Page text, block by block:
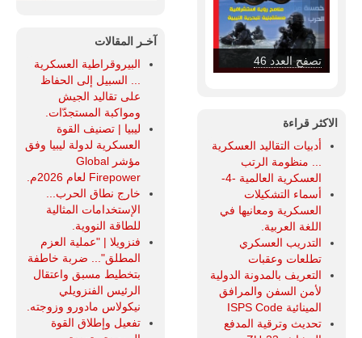
تصفح العدد 46
الاكثر قراءة
أدبيات التقاليد العسكرية
... منظومة الرتب
العسكرية العالمية -4-
أسماء التشكيلات
العسكرية ومعانيها في
اللغة العربية.
التدريب العسكري
تطلعات وعقبات
التعريف بالمدونة الدولية
لأمن السفن والمرافق
المينائية ISPS Code
تحديث وترقية المدفع
آخـر المقالات
البيروقراطية العسكرية
... السبيل إلى الحفاظ
على تقاليد الجيش
ومواكبة المستجدّات.
ليبيا | تصنيف القوة
العسكرية لدولة ليبيا وفق
مؤشر Global
Firepower لعام 2026م.
خارج نطاق الحرب...
الإستخدامات المثالية
للطاقة النووية.
فنزويلا | "عملية العزم
المطلق"... ضربة خاطفة
بتخطيط مسبق واعتقال
الرئيس الفنزويلي
نيكولاس مادورو وزوجته.
تفعيل وإطلاق القوة